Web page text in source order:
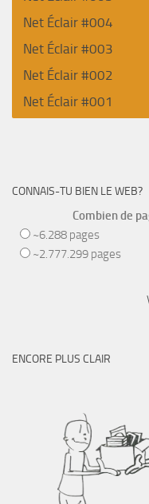
Net Éclair #004
Net Éclair #003
Net Éclair #002
Net Éclair #001
CONNAIS-TU BIEN LE WEB?
Combien de
~6.288 pages
~2.777.299 pages
ENCORE PLUS CLAIR